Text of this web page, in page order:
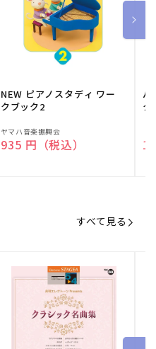
NEW ピアノスタディ ワー
クブック2
販
売
ヤマハ音楽振興会
通常価格
935 円（税込）
バ
ク
売
すべて見る